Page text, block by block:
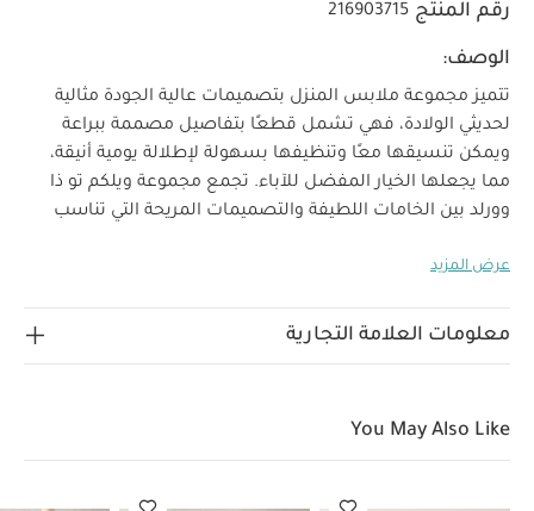
رقم المنتج 216903715
الوصف:
تتميز مجموعة ملابس المنزل بتصميمات عالية الجودة مثالية
لحديثي الولادة، فهي تشمل قطعًا بتفاصيل مصممة ببراعة
ويمكن تنسيقها معًا وتنظيفها بسهولة لإطلالة يومية أنيقة،
مما يجعلها الخيار المفضل للآباء. تجمع مجموعة ويلكم تو ذا
وورلد بين الخامات اللطيفة والتصميمات المريحة التي تناسب
مطاطي لسهولة الارتداء والتغيير
قماش
السترة: 100‏%‏ قطن
العناية/الإرشادات:
تجفيف على درجة حرارة منخفضة
عرض المزيد
معلومات العلامة التجارية
You May Also Like